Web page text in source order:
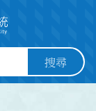
搜尋